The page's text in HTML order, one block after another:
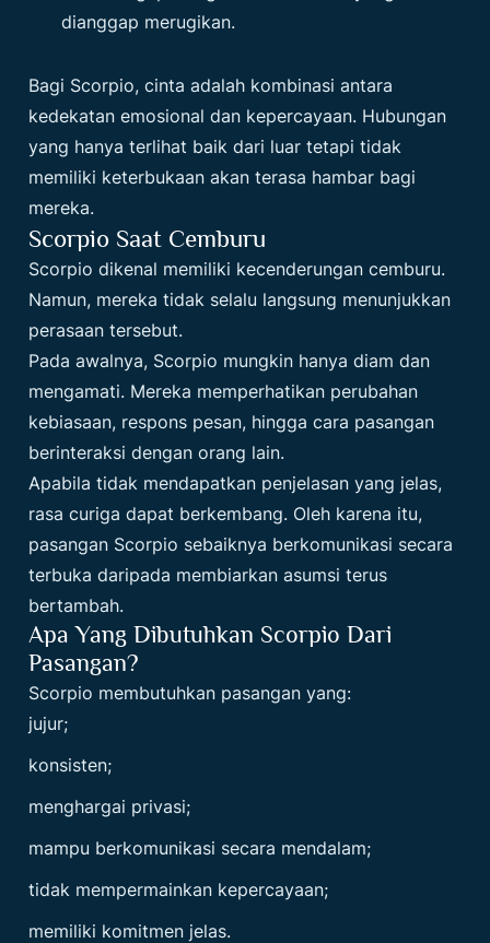
dianggap merugikan.
Bagi Scorpio, cinta adalah kombinasi antara
kedekatan emosional dan kepercayaan. Hubungan
yang hanya terlihat baik dari luar tetapi tidak
memiliki keterbukaan akan terasa hambar bagi
mereka.
Scorpio Saat Cemburu
Scorpio dikenal memiliki kecenderungan cemburu.
Namun, mereka tidak selalu langsung menunjukkan
perasaan tersebut.
Pada awalnya, Scorpio mungkin hanya diam dan
mengamati. Mereka memperhatikan perubahan
kebiasaan, respons pesan, hingga cara pasangan
berinteraksi dengan orang lain.
Apabila tidak mendapatkan penjelasan yang jelas,
rasa curiga dapat berkembang. Oleh karena itu,
pasangan Scorpio sebaiknya berkomunikasi secara
terbuka daripada membiarkan asumsi terus
bertambah.
Apa Yang Dibutuhkan Scorpio Dari
Pasangan?
Scorpio membutuhkan pasangan yang:
jujur;
konsisten;
menghargai privasi;
mampu berkomunikasi secara mendalam;
tidak mempermainkan kepercayaan;
memiliki komitmen jelas.